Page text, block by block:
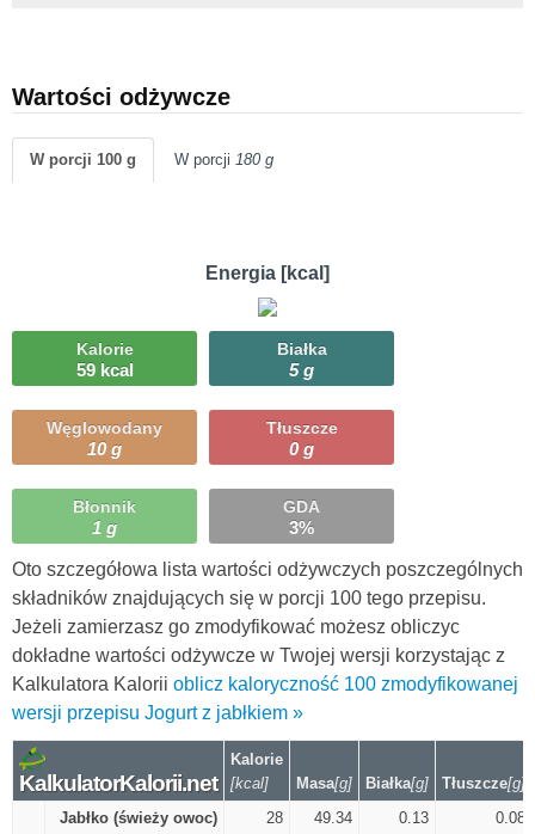
Wartości odżywcze
W porcji 100 g W porcji 180 g
Energia [kcal]
Kalorie
59 kcal
Białka
5 g
Węglowodany
10 g
Tłuszcze
0 g
Błonnik
1 g
GDA
3%
Oto szczegółowa lista wartości odżywczych poszczególnych
składników znajdujących się w porcji 100 tego przepisu.
Jeżeli zamierzasz go zmodyfikować możesz obliczyc
dokładne wartości odżywcze w Twojej wersji korzystając z
Kalkulatora Kalorii oblicz kaloryczność 100 zmodyfikowanej
wersji przepisu Jogurt z jabłkiem »
KalkulatorKalorii.net
Kalorie
[kcal]
Masa[g] Białka[g] Tłuszcze[g]
Jabłko (świeży owoc)
28 49.34 0.13 0.08